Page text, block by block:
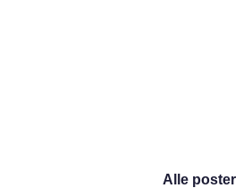
Alle poster